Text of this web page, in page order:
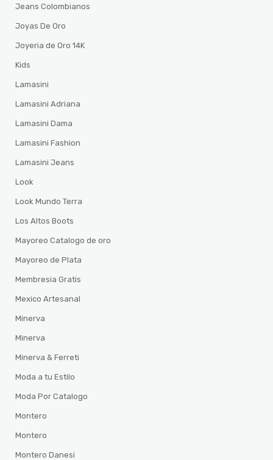
Jeans Colombianos
Joyas De Oro
Joyeria de Oro 14K
Kids
Lamasini
Lamasini Adriana
Lamasini Dama
Lamasini Fashion
Lamasini Jeans
Look
Look Mundo Terra
Los Altos Boots
Mayoreo Catalogo de oro
Mayoreo de Plata
Membresia Gratis
Mexico Artesanal
Minerva
Minerva
Minerva & Ferreti
Moda a tu Estilo
Moda Por Catalogo
Montero
Montero
Montero Danesi